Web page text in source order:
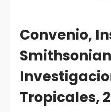
Convenio,
Tropicales,